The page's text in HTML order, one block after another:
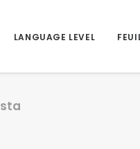
LANGUAGE LEVEL